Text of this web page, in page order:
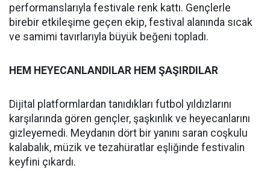
performanslarıyla festivale renk kattı. Gençlerle
birebir etkileşime geçen ekip, festival alanında sıcak
ve samimi tavırlarıyla büyük beğeni topladı.
HEM HEYECANLANDILAR HEM ŞAŞIRDILAR
Dijital platformlardan tanıdıkları futbol yıldızlarını
karşılarında gören gençler, şaşkınlık ve heyecanlarını
gizleyemedi. Meydanın dört bir yanını saran coşkulu
kalabalık, müzik ve tezahüratlar eşliğinde festivalin
keyfini çıkardı.